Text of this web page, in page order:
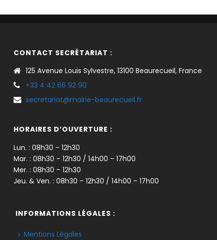
CONTACT SECRÉTARIAT :
125 Avenue Louis Sylvestre, 13100 Beaurecueil, France
+33 4 42 66 92 90
secretariat@mairie-beaurecueil.fr
HORAIRES D’OUVERTURE :
Lun. : 08h30 – 12h30
Mar. : 08h30 – 12h30 / 14h00 – 17h00
Mer. : 08h30 – 12h30
Jeu. & Ven. : 08h30 – 12h30 / 14h00 – 17h00
INFORMATIONS LÉGALES :
Mentions Légales